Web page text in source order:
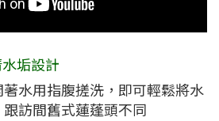
垢設計
水用指腹搓洗，即可輕鬆將水
訪間舊式蓮蓬頭不同